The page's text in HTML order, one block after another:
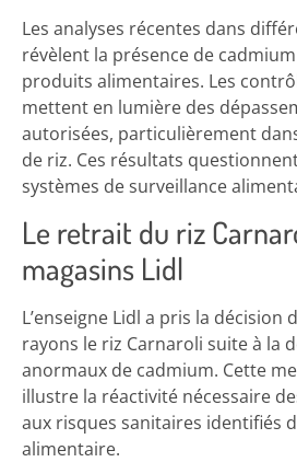
Les analyses récentes dans
révèlent la présence de
produits alimentaires. Les
mettent en lumière des
autorisées, particulièrement
de riz. Ces résultats
systèmes de surveillance
Le retrait du riz
magasins Lidl
L’enseigne Lidl a pris la décision
rayons le riz Carnaroli suite à la
anormaux de cadmium. Cette
illustre la réactivité nécessaire
aux risques sanitaires identifiés
alimentaire.